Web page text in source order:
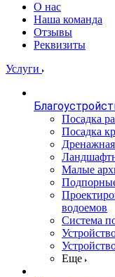
О нас
Наша команда
Отзывы
Реквизиты
Услуги
Посадка
Посадка
Малые
водоемов
Система
Еще